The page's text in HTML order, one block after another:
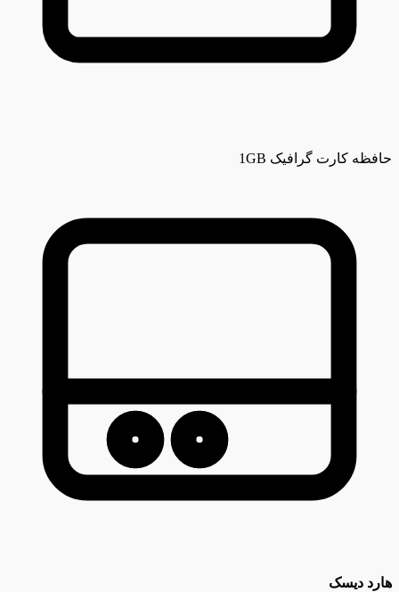
حافظه کارت گرافیک 1GB
هارد دیسک